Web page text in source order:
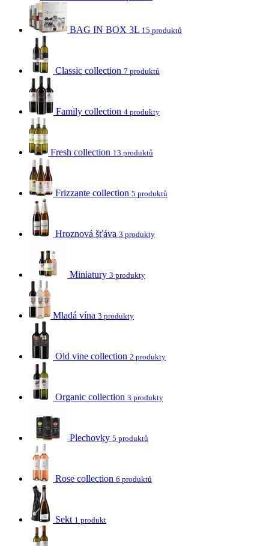
BAG IN BOX 3L 15 produktů
Classic collection 7 produktů
Family collection 4 produkty
Fresh collection 13 produktů
Frizzante collection 5 produktů
Hroznová šťáva 3 produkty
Miniatury 3 produkty
Mladá vína 3 produkty
Old vine collection 2 produkty
Organic collection 3 produkty
Plechovky 5 produktů
Rose collection 6 produktů
Sekt 1 produkt